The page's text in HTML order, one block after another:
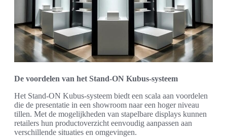
De voordelen van het Stand-ON Kubus-systeem
Het Stand-ON Kubus-systeem biedt een scala aan voordelen
die de presentatie in een showroom naar een hoger niveau
tillen. Met de mogelijkheden van stapelbare displays kunnen
retailers hun productoverzicht eenvoudig aanpassen aan
verschillende situaties en omgevingen.